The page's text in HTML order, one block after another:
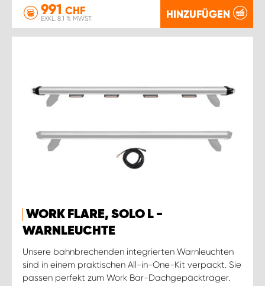
991 CHF
EXKL. 8.1 % MWST. HINZUFÜGEN
WORK FLARE, SOLO L -
WARNLEUCHTE
Unsere bahnbrechenden integrierten Warnleuchten
sind in einem praktischen All-in-One-Kit verpackt. Sie
passen perfekt zum Work Bar-Dachgepäckträger.